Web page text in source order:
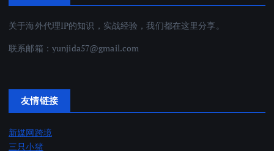
关于海外代理IP的知识，实战经验，我们都在这里分享。
联系邮箱： yunjida57@gmail.com
友情链接
新媒网跨境
三只小猪